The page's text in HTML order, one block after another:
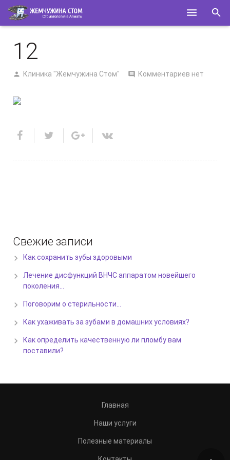
О НАС
КОНТАКТЫ
12
Клиника "Жемчужина Стом" Комментариев нет
Свежие записи
Как сохранить зубы здоровыми
Лечение дисфункций ВНЧС аппаратом новейшего
поколения…
Поговорим о стерильности…
Как ухаживать за зубами в домашних условиях?
Как определить качественную ли пломбу вам
поставили?
Главная
Наши услуги
Полезные материалы